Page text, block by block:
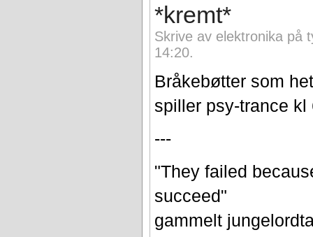
*kremt*
Skrive av elektronika på
14:20.
Bråkebøtter som
spiller psy-trance kl
---
"They failed
succeed"
gammelt